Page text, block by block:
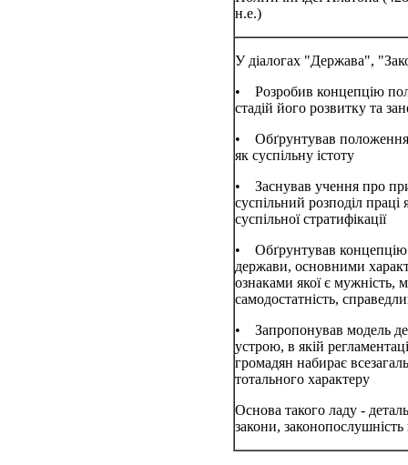
н.е.)
У діалогах "Держава",
• Розробив концепцію
стадій його розвитку та
• Обґрунтував
як суспільну істоту
• Заснував учення про
суспільний розподіл праці
суспільної стратифі­кації
• Обґрунтував концепцію
держави, основними
ознаками якої є муж­ність,
самодостатність,
• Запропонував модель
устрою, в якій
громадян набирає
тотального харак­теру
Основа такого ладу -
закони,